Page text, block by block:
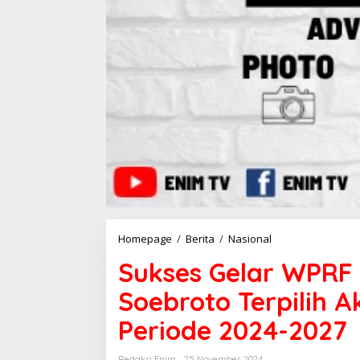
Homepage / Berita / Nasional
k
e
G
e
Sukses Gelar
Soebroto Terpilih
Periode 2024-2027